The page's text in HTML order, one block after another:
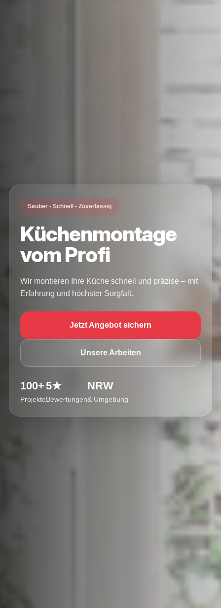
Sauber • Schnell • Zuverlässig
Küchenmontage
vom Profi
Wir montieren Ihre Küche schnell und präzise – mit
Erfahrung und höchster Sorgfalt.
Jetzt Angebot sichern
Unsere Arbeiten
100+
Projekte
5★
Bewertungen
NRW
& Umgebung